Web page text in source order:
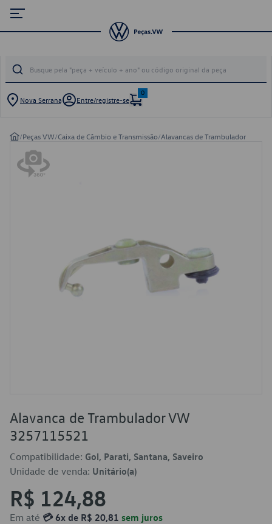
Nova Serrana Entre/registre-se
0
/Peças VW/Caixa de Câmbio e Transmissão/Alavancas de Trambulador
Alavanca de Trambulador VW
3257115521
Compatibilidade: Gol, Parati, Santana, Saveiro
Unidade de venda: Unitário(a)
R$ 124,88
Em até 💳 6x de R$ 20,81 sem juros